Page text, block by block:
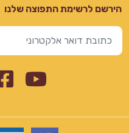
הירשם לרשימת התפוצה שלנו